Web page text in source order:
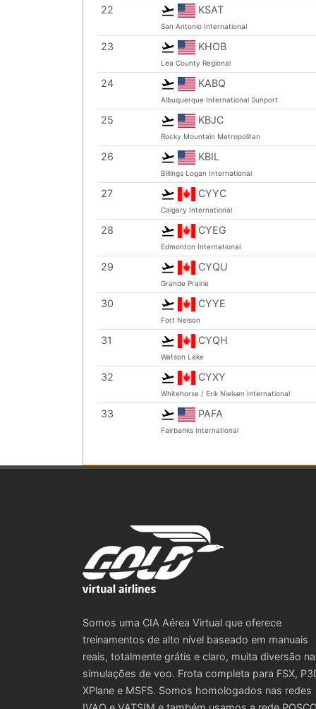
22 KSAT
San Antonio International
23 KHOB
Lea County Regional
24 KABQ
Albuquerque International Sunport
25 KBJC
Rocky Mountain Metropolitan
26 KBIL
Billings Logan International
27 CYYC
Calgary International
28 CYEG
Edmonton International
29 CYQU
Grande Prairie
30 CYYE
Fort Nelson
31 CYQH
Watson Lake
32 CYXY
Whitehorse / Erik Nielsen International
33 PAFA
Fairbanks International
Somos uma CIA Aérea Virtual que oferece
treinamentos de alto nível baseado em manuais
reais, totalmente grátis e claro, muita diversão
simulações de voo. Frota completa para FSX,
XPlane e MSFS. Somos homologados nas redes